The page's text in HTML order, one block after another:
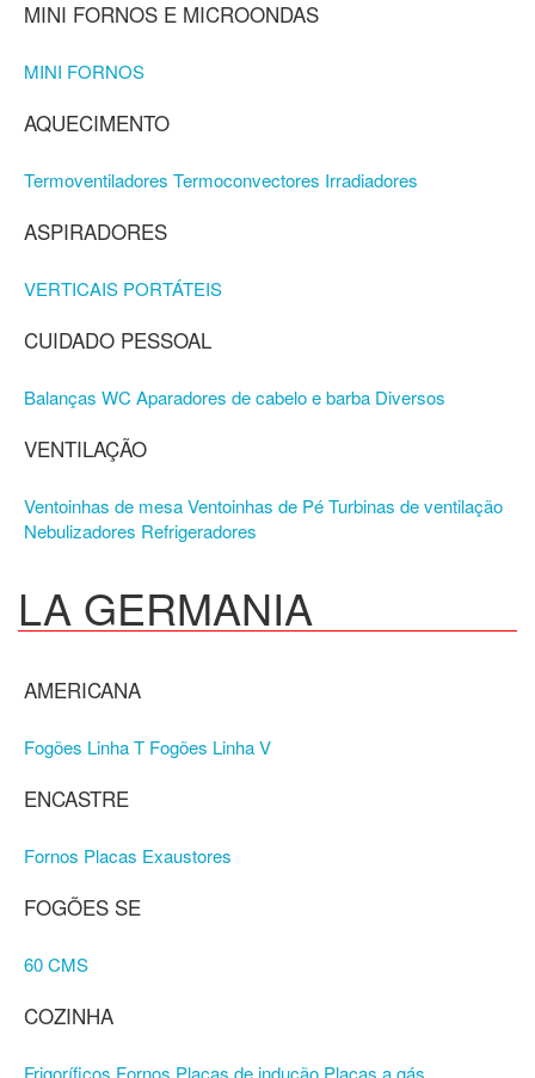
MINI FORNOS E MICROONDAS
MINI FORNOS
AQUECIMENTO
Termoventiladores Termoconvectores Irradiadores
ASPIRADORES
VERTICAIS PORTÁTEIS
CUIDADO PESSOAL
Balanças WC Aparadores de cabelo e barba Diversos
VENTILAÇÃO
Ventoinhas de mesaVentoinhas de PéTurbinas de ventilação
Nebulizadores Refrigeradores
LA GERMANIA
AMERICANA
Fogões Linha T Fogões Linha V
ENCASTRE
Fornos Placas Exaustores
FOGÕES SE
60 CMS
COZINHA
Frigoríficos Fornos Placas de indução Placas a gás